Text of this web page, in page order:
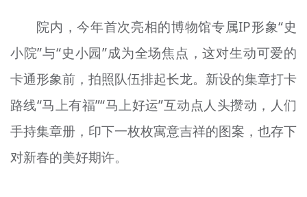
院内，今年首次亮相的博物馆专属IP形象“史
小院”与“史小园”成为全场焦点，这对生动可爱的
卡通形象前，拍照队伍排起长龙。新设的集章打卡
路线“马上有福”“马上好运”互动点人头攒动，人们
手持集章册，印下一枚枚寓意吉祥的图案，也存下
对新春的美好期许。